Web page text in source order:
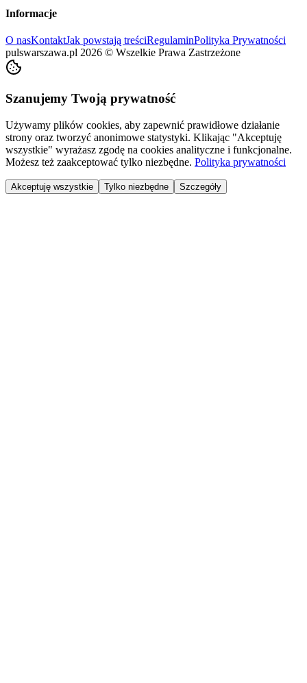
Informacje
O nasKontaktJak powstają treściRegulaminPolityka Prywatności
pulswarszawa.pl 2026 © Wszelkie Prawa Zastrzeżone
Szanujemy Twoją prywatność
Używamy plików cookies, aby zapewnić prawidłowe działanie
strony oraz tworzyć anonimowe statystyki. Klikając "Akceptuję
wszystkie" wyrażasz zgodę na cookies analityczne i funkcjonalne.
Możesz też zaakceptować tylko niezbędne. Polityka prywatności
Akceptuję wszystkie Tylko niezbędne Szczegóły